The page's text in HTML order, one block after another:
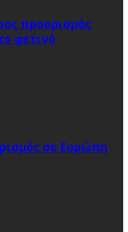
προορισμός
φετινό
σε Ευρώπη